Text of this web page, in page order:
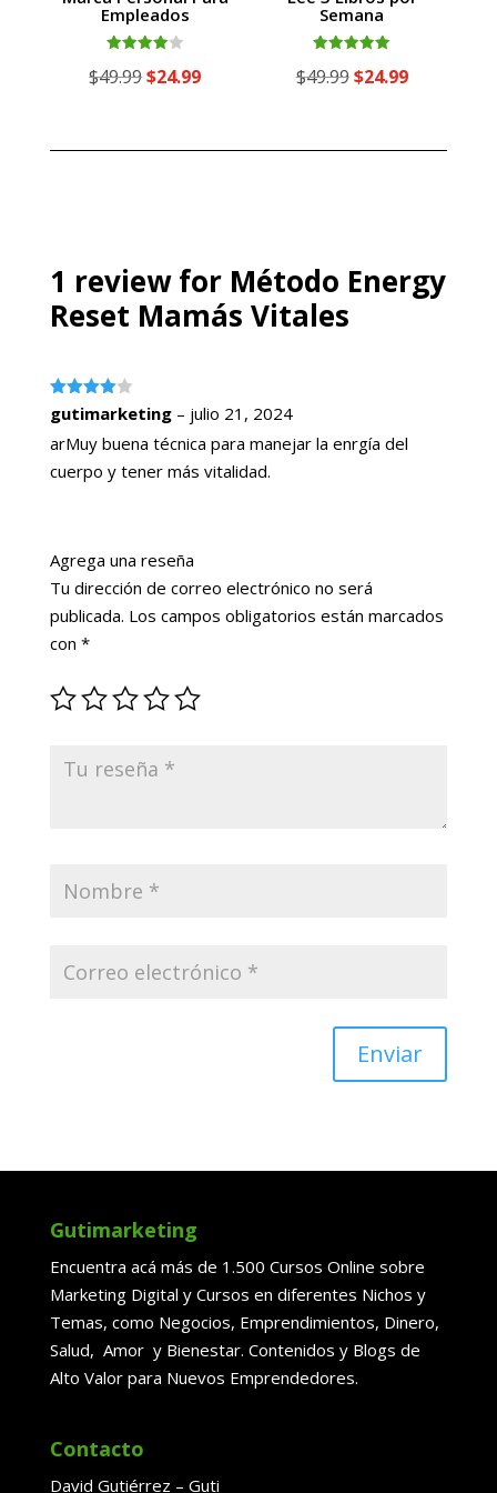
Empleados
con
$49.99El
$24.99El
Semana
con
$49.99El
$24.99El
1 review for Método Energy
Reset Mamás Vitales
Valorado
con4de
5
gutimarketing – julio 21, 2024
arMuy buena técnica para manejar la enrgía del
cuerpo y tener más vitalidad.
Agrega una reseña
Tu dirección de correo electrónico no será
publicada. Los campos obligatorios están marcados
con *
Enviar
Gutimarketing
Encuentra acá más de 1.500 Cursos Online sobre
Marketing Digital y Cursos en diferentes Nichos y
Temas, como Negocios, Emprendimientos, Dinero,
Salud, Amor y Bienestar. Contenidos y Blogs de
Alto Valor para Nuevos Emprendedores.
Contacto
David Gutiérrez – Guti